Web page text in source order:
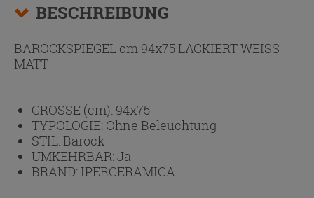
BESCHREIBUNG
BAROCKSPIEGEL cm 94x75 LACKIERT WEISS
MATT
GRÖSSE (cm): 94x75
TYPOLOGIE: Ohne Beleuchtung
STIL:Barock
UMKEHRBAR:Ja
BRAND: IPERCERAMICA